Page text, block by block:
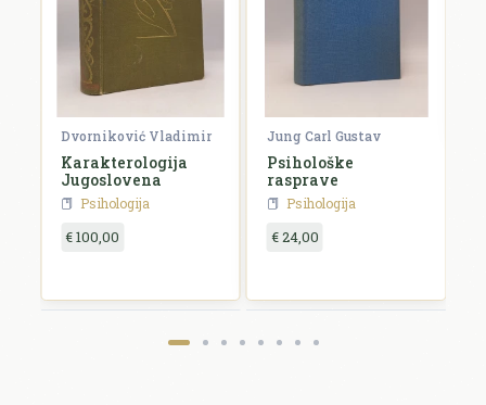
Dvorniković Vladimir
Karakterologija
Jugoslovena
Psihologija
€ 100,00
Jung Carl Gustav
Psihološke
rasprave
Psihologija
€ 24,00